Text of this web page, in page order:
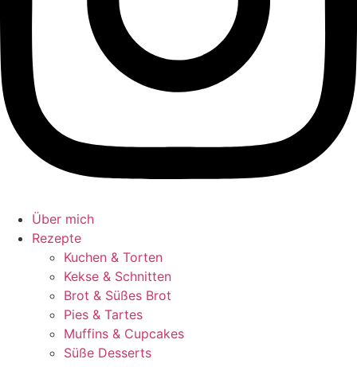
Über mich
Rezepte
Kuchen & Torten
Kekse & Schnitten
Brot & Süßes Brot
Pies & Tartes
Muffins & Cupcakes
Süße Desserts